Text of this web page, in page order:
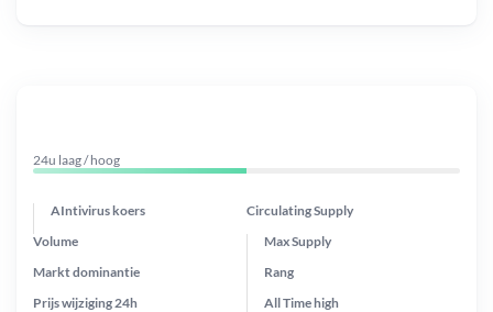
24u laag / hoog
AIntivirus koers Circulating Supply
Prijs wijziging 24h
Max Supply
Markt dominantie
Volume
Rang
All Timehigh